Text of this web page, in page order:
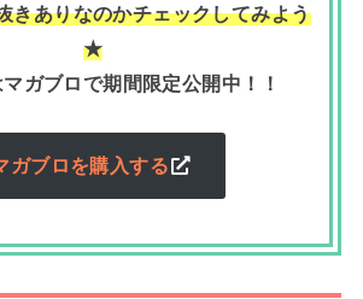
きありなのかチェックしてみよう
★
ガブロで期間限定公開中！！
ガブロを購入する